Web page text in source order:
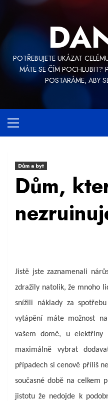
content
POTŘEBUJETE UKÁZAT
MÁTE SE ČÍM POCHLUBIT?
POSTARÁME, ABY
Menu
Dům a byt
Dům,
Jistě jste zaznamenali
zdražily natolik, že mnoho
snížili náklady za
vytápění máte možnost
vašem domě, u elektřiny
maximálně vybrat
případech si cenově příliš
současné době na celkem
jistotu že nedojde k